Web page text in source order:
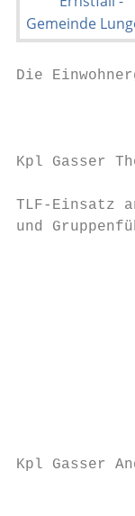
Die
Kpl Gasser
TLF-Einsatz
und
Kpl Gasser